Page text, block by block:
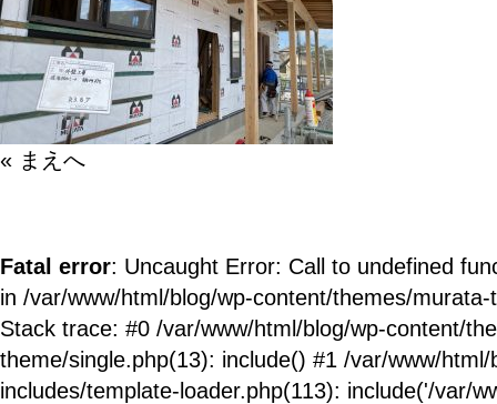
« まえへ
Fatal error: Uncaught Error: Call to undefined
in /var/www/html/blog/wp-content/themes/
Stack trace: #0 /var/www/html/blog/wp-content/
theme/single.php(13): include() #1 /var/www/html/
includes/template-loader.php(113): include('/var/